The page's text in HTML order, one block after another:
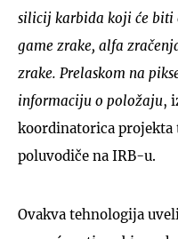
silicij karbida koji će biti
game zrake, alfa
zrake. Prelaskom na
informaciju o položaju,
koordinatorica projekta
poluvodiče na IRB-u.
Ovakva tehnologija